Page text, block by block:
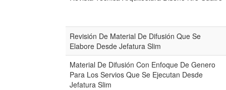
Revisión De Material De Difusión Que Se
Elabore Desde Jefatura Slim
Material De Difusión Con Enfoque De Genero
Para Los Servios Que Se Ejecutan Desde
Jefatura Slim